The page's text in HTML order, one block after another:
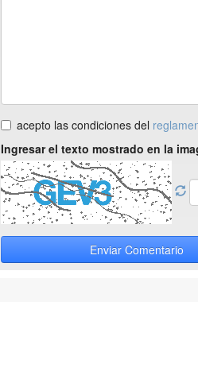
acepto las condiciones del
Ingresar el texto mostrado en la
Enviar Comentario